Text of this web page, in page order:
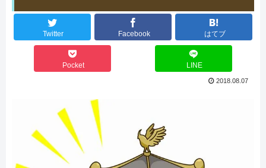
Twitter Facebook はてブ
Pocket LINE
2018.08.07